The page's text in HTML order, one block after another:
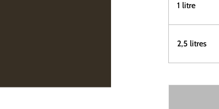
1 litre
2,5 litres